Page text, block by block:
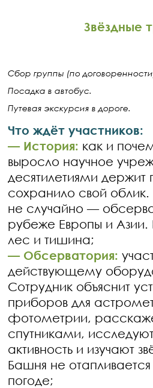
Звёздные
Сбор группы (по
Посадка в автобус.
Путевая экскурсия в дороге.
Что ждёт участников:
— История: как и
выросло научное
десятилетиями держит
сохранило свой
не случайно —
рубеже Европы и Азии.
лес и тишина;
— Обсерватория:
действующему
Сотрудник объяснит
приборов для
фотометрии,
спутниками,
активность и изучают
Башня не
погоде;